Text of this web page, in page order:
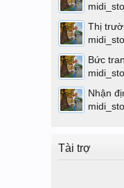
Thị
Bức
Nhận
Tài trợ